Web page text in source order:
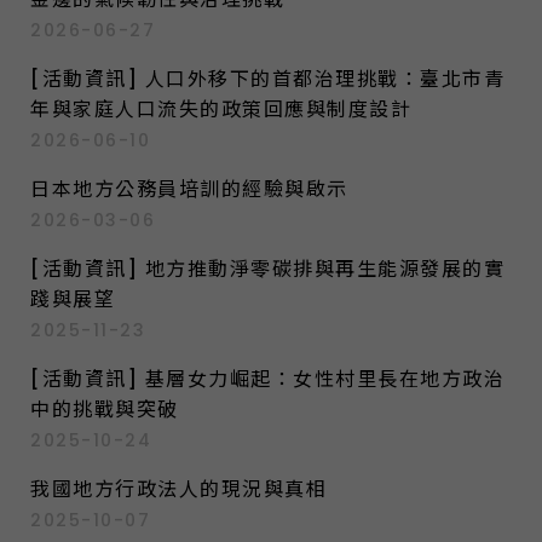
2026-06-27
[活動資訊] 人口外移下的首都治理挑戰：臺北市青
年與家庭人口流失的政策回應與制度設計
2026-06-10
日本地方公務員培訓的經驗與啟示
2026-03-06
[活動資訊] 地方推動淨零碳排與再生能源發展的實
踐與展望
2025-11-23
[活動資訊] 基層女力崛起：女性村里長在地方政治
中的挑戰與突破
2025-10-24
我國地方行政法人的現況與真相
2025-10-07